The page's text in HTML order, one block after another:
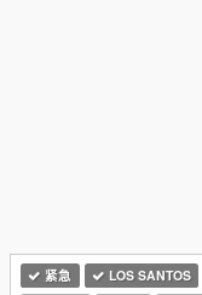
紧急 LOS SANTOS